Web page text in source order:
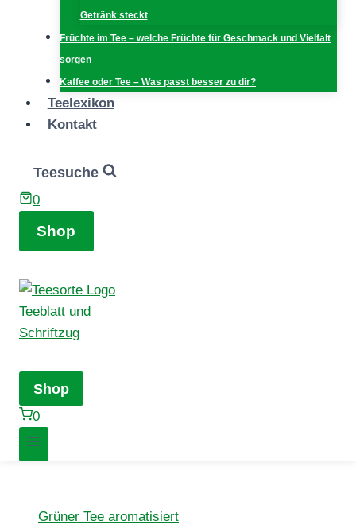
Getränk steckt
Früchte im Tee – welche Früchte für Geschmack und Vielfalt
sorgen
Kaffee oder Tee – Was passt besser zu dir?
Teelexikon
Kontakt
Teesuche
0
Shop
Shop
0
Grüner Tee aromatisiert